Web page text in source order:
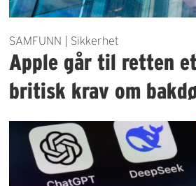
SAMFUNN | Sikkerhet
Apple går til retten
britisk krav om